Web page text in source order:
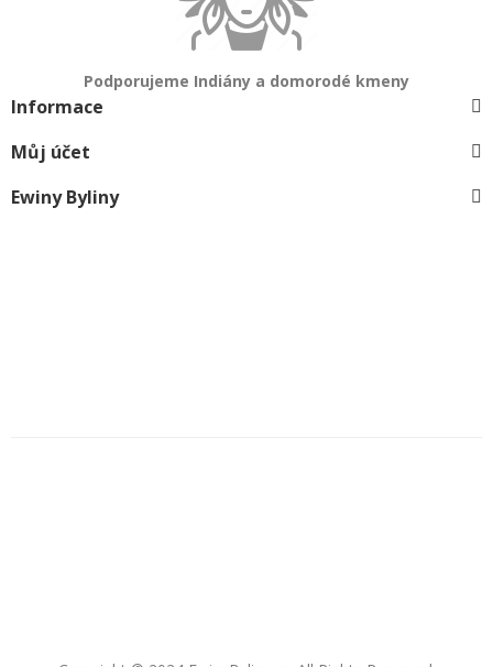
Podporujeme Indiány a domorodé kmeny
Informace
Můj účet
Ewiny Byliny